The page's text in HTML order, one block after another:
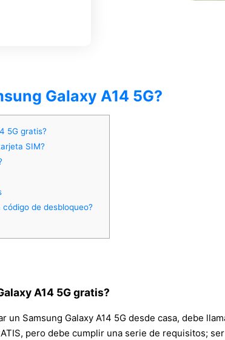
Galaxy A14 5G?
5G gratis?
SIM?
código de desbloqueo?
A14 5G gratis?
Samsung Galaxy A14 5G desde casa, debe
pero debe cumplir una serie de requisitos;